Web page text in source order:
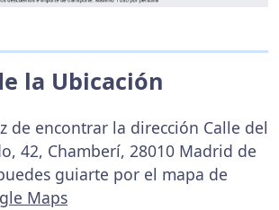
la Ubicación
de encontrar la dirección Calle del
42, Chamberí, 28010 Madrid de
guiarte por el mapa de
Maps